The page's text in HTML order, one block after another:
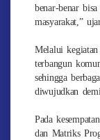
benar-benar
masyarakat,”
Melalui
terbangun
sehingga
diwujudkan
Pada
dan Matriks